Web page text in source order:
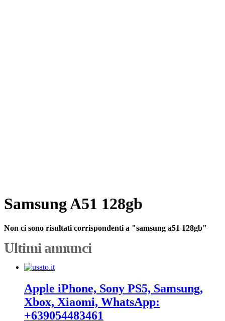
Samsung A51 128gb
Non ci sono risultati corrispondenti a "samsung a51 128gb"
Ultimi annunci
Apple iPhone, Sony PS5, Samsung,
Xbox, Xiaomi, WhatsApp:
+639054483461